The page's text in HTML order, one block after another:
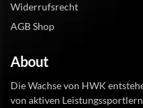
Widerrufsrecht
AGB Shop
About
Die Wachse von HWK
von aktiven